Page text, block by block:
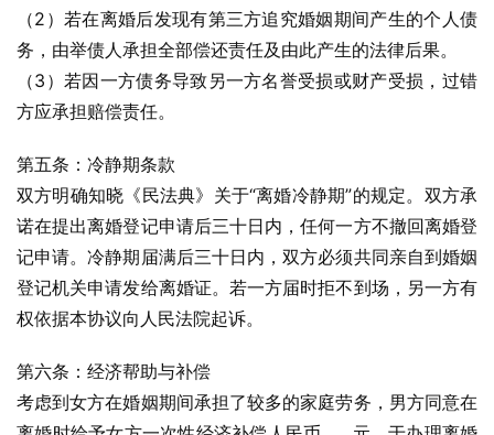
（2）若在离婚后发现有第三方追究婚姻期间产生的个人债
务，由举债人承担全部偿还责任及由此产生的法律后果。
（3）若因一方债务导致另一方名誉受损或财产受损，过错
方应承担赔偿责任。
第五条：冷静期条款
双方明确知晓《民法典》关于“离婚冷静期”的规定。双方承
诺在提出离婚登记申请后三十日内，任何一方不撤回离婚登
记申请。冷静期届满后三十日内，双方必须共同亲自到婚姻
登记机关申请发给离婚证。若一方届时拒不到场，另一方有
权依据本协议向人民法院起诉。
第六条：经济帮助与补偿
考虑到女方在婚姻期间承担了较多的家庭劳务，男方同意在